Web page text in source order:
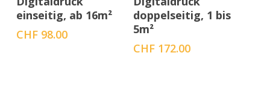
einseitig, ab 16m²
CHF98.00
doppelseitig, 1 bis
5m²
CHF 172.00